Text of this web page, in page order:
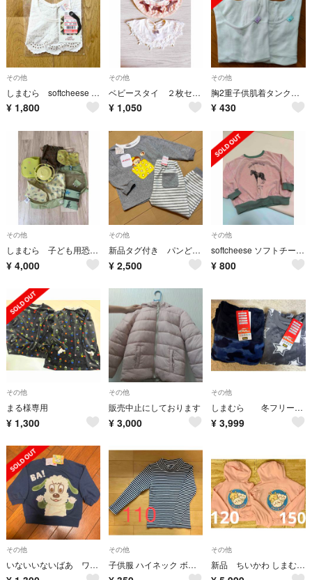
その他
しまむら softcheese つけ襟 ホワイト
¥ 1,800
その他
ベビースタイ ２枚セット
¥ 1,050
その他
胸2重子供肌着タンクトップ
¥ 430
その他
しまむら 子ども用恐竜セット 二つ以外未使用
¥ 4,000
その他
新品タグ付き パンどろぼう 裏起毛 パジャマグレー110ボーダー
¥ 2,500
その他
softcheese ソフトチーズ パイルトレーナー100
¥ 800
その他
まる様専用
¥ 1,300
その他
販売中止にしております
¥ 3,000
その他
しまむら 冬フリースパジャマ 2セット 140cm
¥ 3,999
その他
いないいないばあ ワンワン裏毛トレーナー
その他
子供服 ハイネック ボーダー柄 しまむら
その他
新品 ちいかわ しまむら キッズパーカー150 120 2点セット ピンク